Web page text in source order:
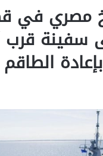
مصري في
قرب
الطاقم